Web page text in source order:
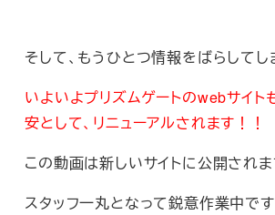
そして、もうひとつ情報をばらしてし
いよいよプリズムゲートのwebサイト
安として、リニューアルされます！！
この動画は新しいサイトに公開されま
スタッフ一丸となって鋭意作業中で